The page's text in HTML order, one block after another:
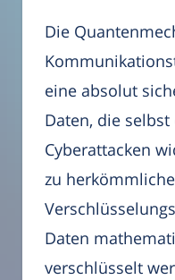
Die
eine absolut
Daten, die
Cyberattacken
zu
Daten
verschlüsselt